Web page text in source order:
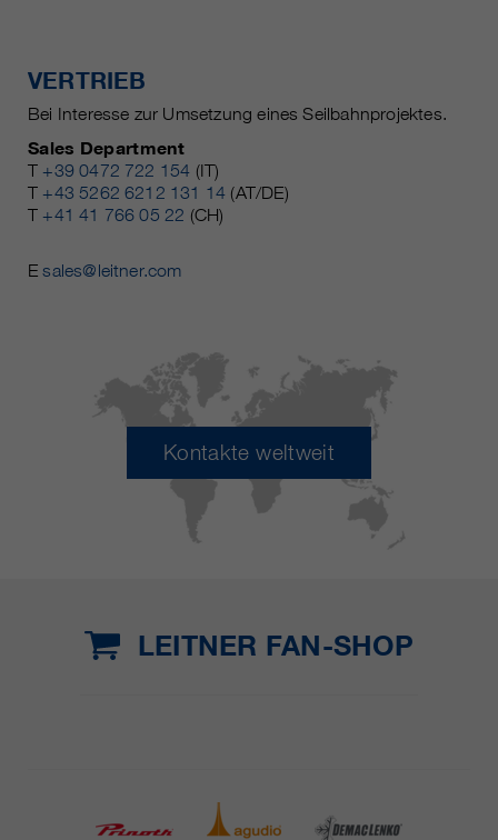
VERTRIEB
Bei Interesse zur Umsetzung eines Seilbahnprojektes.
Sales Department
T +39 0472 722 154 (IT)
T +43 5262 6212 131 14 (AT/DE)
T +41 41 766 05 22 (CH)
Esales@leitner.com
Kontakte weltweit
LEITNER FAN-SHOP